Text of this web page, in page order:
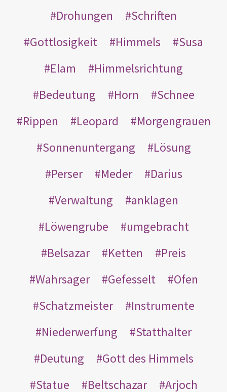
Drohungen
Schriften
Gottlosigkeit
Himmels
Susa
Elam
Himmelsrichtung
Bedeutung
Horn
Schnee
Rippen
Leopard
Morgengrauen
Sonnenuntergang
Lösung
Perser
Meder
Darius
Verwaltung
anklagen
Löwengrube
umgebracht
Belsazar
Ketten
Preis
Wahrsager
Gefesselt
Ofen
Schatzmeister
Instrumente
Niederwerfung
Statthalter
Deutung
Gott des Himmels
Statue
Beltschazar
Arjoch